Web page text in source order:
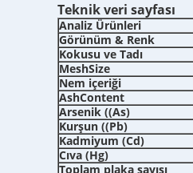
Teknik veri sayfası
Analiz Ürünleri
Görünüm & Renk
Kokusu ve Tadı
MeshSize
Nem içeriği
AshContent
Arsenik ((As)
Kurşun ((Pb)
Kadmiyum (Cd)
Cıva (Hg)
Toplam plaka sayısı